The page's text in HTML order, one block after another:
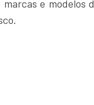
e modelos